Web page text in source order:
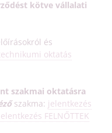
kötve vállalati
és
oktatás
szakmai oktatásra
szakma: jelentkezés
FELNŐTTEK